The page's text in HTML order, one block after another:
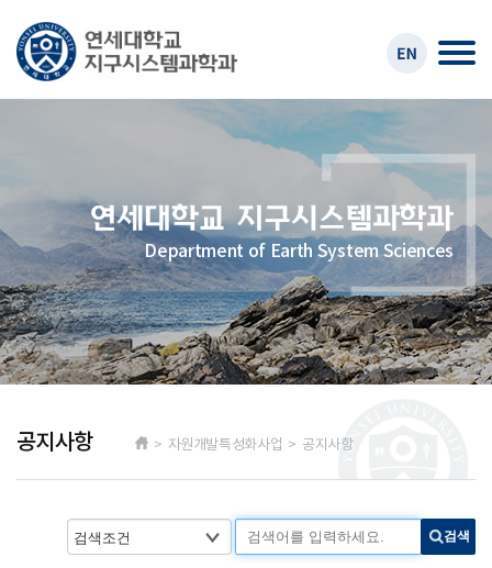
Department of Earth System Sciences
공지사항 > 자원개발특성화사업 > 공지사항
검색